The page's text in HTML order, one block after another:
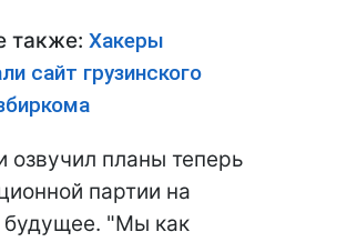
также: Хакеры
сайт грузинского
озвучил планы теперь
партии на
"Мы как